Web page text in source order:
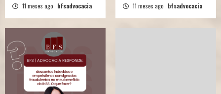
11 meses ago bfsadvocacia 11 meses ago bfsadvocacia